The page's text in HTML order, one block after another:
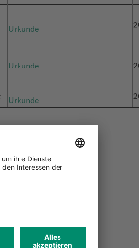
Urkunde
Urkunde
Urkunde